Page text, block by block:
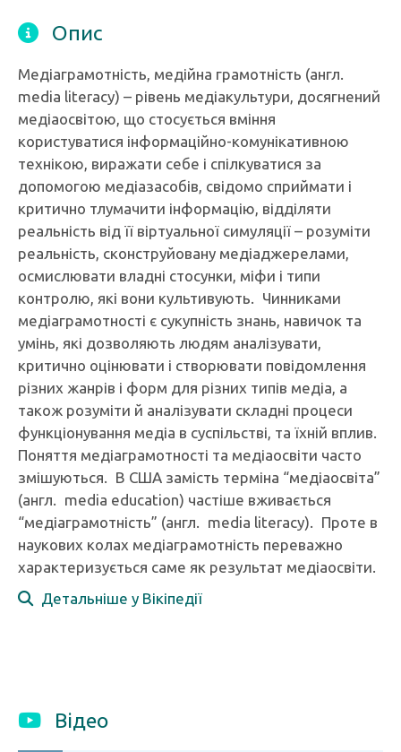
Опис
Медіаграмотність, медійна грамотність (англ.
media literacy) – рівень медіакультури, досягнений
медіаосвітою, що стосується вміння
користуватися інформаційно-комунікативною
технікою, виражати себе і спілкуватися за
допомогою медіазасобів, свідомо сприймати і
критично тлумачити інформацію, відділяти
реальність від її віртуальної симуляції – розуміти
реальність, сконструйовану медіаджерелами,
осмислювати владні стосунки, міфи і типи
контролю, які вони культивують. Чинниками
медіаграмотності є сукупність знань, навичок та
умінь, які дозволяють людям аналізувати,
критично оцінювати і створювати повідомлення
різних жанрів і форм для різних типів медіа, а
також розуміти й аналізувати складні процеси
функціонування медіа в суспільстві, та їхній вплив.
Поняття медіаграмотності та медіаосвіти часто
змішуються. В США замість терміна “медіаосвіта”
(англ. media education) частіше вживається
“медіаграмотність” (англ. media literacy). Проте в
наукових колах медіаграмотність переважно
характеризується саме як результат медіаосвіти.
Детальніше у Вікіпедії
Відео